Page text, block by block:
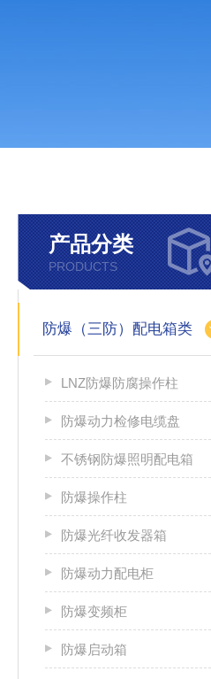
产品分类
PRODUCTS
防爆（三防）配电箱类
LNZ防爆防腐操作柱
防爆动力检修电缆盘
不锈钢防爆照明配电箱
防爆操作柱
防爆光纤收发器箱
防爆动力配电柜
防爆变频柜
防爆启动箱